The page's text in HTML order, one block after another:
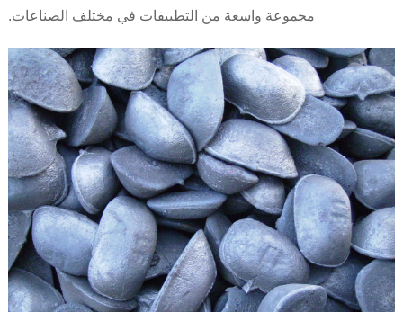
مجموعة واسعة من التطبيقات في مختلف الصناعات.